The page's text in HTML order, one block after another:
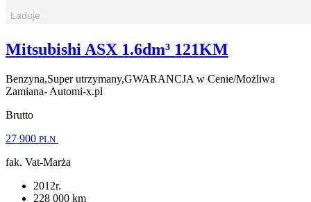
Mitsubishi ASX 1.6dm³ 121KM
Benzyna,Super utrzymany,GWARANCJA w Cenie/Możliwa
Zamiana- Automi-x.pl
Brutto
27 900 PLN
fak. Vat-Marża
2012r.
228 000 km